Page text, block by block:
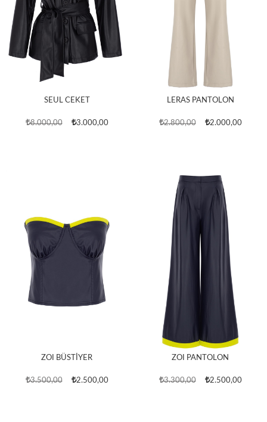
SEUL CEKET
8.000,00 3.000,00
LERAS PANTOLON
2.800,00 2.000,00
ZOI BÜSTİYER
3.500,00 2.500,00
ZOI PANTOLON
3.300,00 2.500,00